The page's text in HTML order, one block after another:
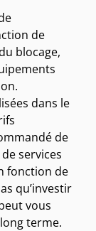
de
blocage,
dans le
de
services
fonction de
qu’investir
vous
terme.